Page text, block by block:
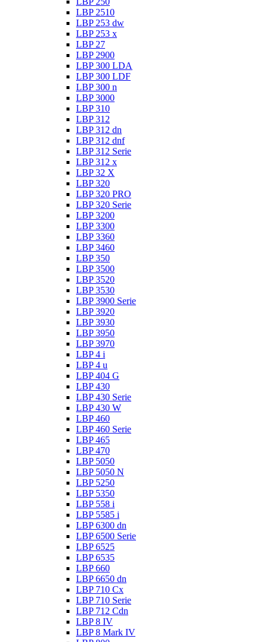
LBP 2510
LBP 253 dw
LBP 253 x
LBP 27
LBP 2900
LBP 300 LDA
LBP 300 LDF
LBP 300 n
LBP 3000
LBP 310
LBP 312
LBP 312 dn
LBP 312 dnf
LBP 312 Serie
LBP 312 x
LBP 32 X
LBP 320
LBP 320 PRO
LBP 320 Serie
LBP 3200
LBP 3300
LBP 3360
LBP 3460
LBP 350
LBP 3500
LBP 3520
LBP 3530
LBP 3900 Serie
LBP 3920
LBP 3930
LBP 3950
LBP 3970
LBP 4 i
LBP 4 u
LBP 404 G
LBP 430
LBP 430 Serie
LBP 430 W
LBP 460
LBP 460 Serie
LBP 465
LBP 470
LBP 5050
LBP 5050 N
LBP 5250
LBP 5350
LBP 558 i
LBP 5585 i
LBP 6300 dn
LBP 6500 Serie
LBP 6525
LBP 6535
LBP 660
LBP 6650 dn
LBP 710 Cx
LBP 710 Serie
LBP 712 Cdn
LBP 8 IV
LBP 8 Mark IV